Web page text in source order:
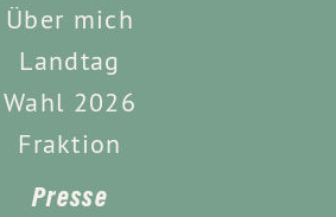
Über mich
Landtag
Wahl 2026
Fraktion
Presse